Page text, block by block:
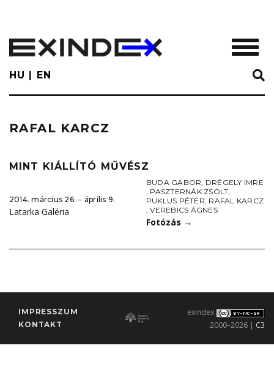
main
content
HU EN
RAFAL KARCZ
MINT KIÁLLÍTÓ MŰVÉSZ
2014. március 26. ‒ április 9.
Latarka Galéria
BUDA GÁBOR, DRÉGELY IMRE
, PASZTERNÁK ZSOLT,
PUKLUS PÉTER, RAFAL KARCZ
,VEREBICS ÁGNES
Fotózás →
IMPRESSZUM
KONTAKT
exindex
2000–2026 | C3